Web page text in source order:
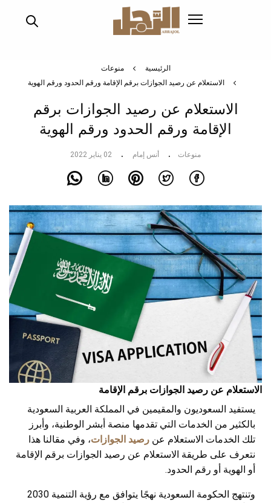
الرئيسية
منوعات
الاستعلام عن رصيد الجوازات برقم الإقامة ورقم الحدود ورقم الهوية
الاستعلام عن رصيد الجوازات برقم
الإقامة ورقم الحدود ورقم الهوية
منوعات أنس إمام 02 يناير 2022
الاستعلام عن رصيد الجوازات برقم الإقامة
يستفيد السعوديون والمقيمين في المملكة العربية السعودية
بالكثير من الخدمات التي تقدمها منصة أبشر الوطنية، وأبرز
تلك الخدمات الاستعلام عن رصيد الجوازات، وفي مقالنا هذا
نتعرف على طريقة الاستعلام عن رصيد الجوازات برقم الإقامة
أو الهوية أو رقم الحدود.
وتنتهج الحكومة السعودية نهجًا يتوافق مع رؤية التنمية 2030